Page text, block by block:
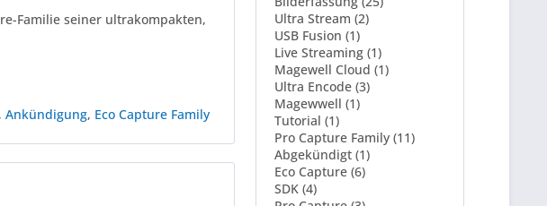
Ultra Stream (2)
USB Fusion (1)
Live Streaming (1)
Magewell Cloud (1)
Ultra Encode (3)
Magewwell (1)
Tutorial (1)
Pro Capture Family (11)
Abgekündigt (1)
Eco Capture (6)
SDK (4)
Familie seiner ultrakompakten,
,Ankündigung, Eco Capture Family